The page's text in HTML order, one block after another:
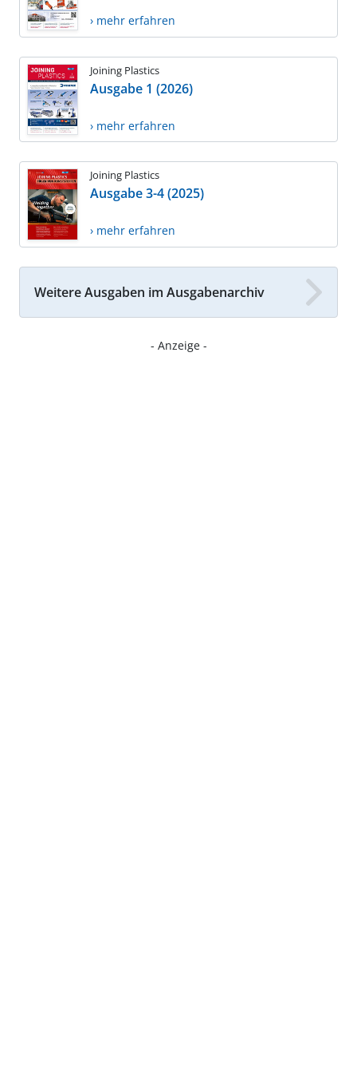
› mehr erfahren
Joining Plastics
Ausgabe 1 (2026)
› mehr erfahren
Joining Plastics
Ausgabe 3-4 (2025)
› mehr erfahren
Weitere Ausgaben im Ausgabenarchiv
- Anzeige -